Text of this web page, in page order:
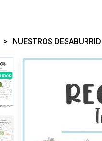
NUESTROS